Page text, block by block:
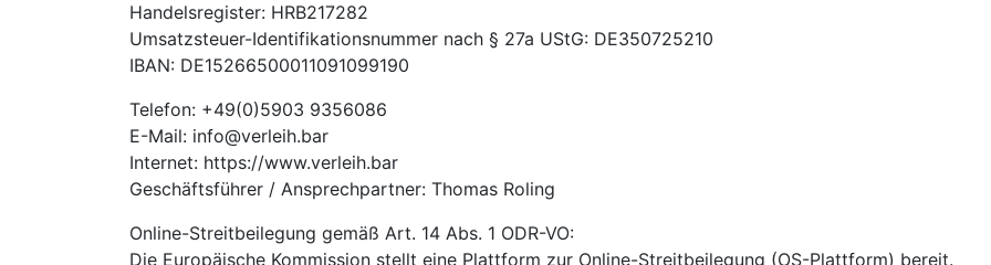
Handelsregister: HRB217282
Umsatzsteuer-Identifikationsnummer nach § 27a UStG: DE350725210
IBAN: DE15266500011091099190
Telefon: +49(0)5903 9356086
E-Mail: info@verleih.bar
Internet: https://www.verleih.bar
Geschäftsführer / Ansprechpartner: Thomas Roling
Online-Streitbeilegung gemäß Art. 14 Abs. 1 ODR-VO:
Die Europäische Kommission stellt eine Plattform zur Online-Streitbeilegung (OS-Plattform) bereit.